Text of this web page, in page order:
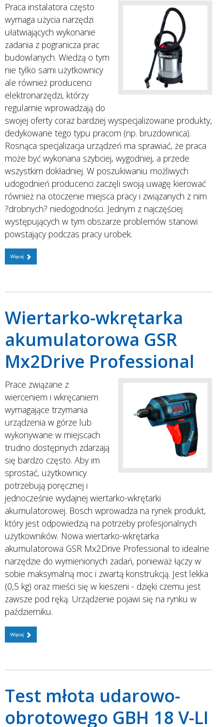
Praca instalatora często
wymaga użycia narzędzi
ułatwiających wykonanie
zadania z pogranicza prac
budowlanych. Wiedzą o tym
nie tylko sami użytkownicy
ale również producenci
elektronarzędzi, którzy
regularnie wprowadzają do
swojej oferty coraz bardziej wyspecjalizowane produkty,
dedykowane tego typu pracom (np. bruzdownica).
Rosnąca specjalizacja urządzeń ma sprawiać, że praca
może być wykonana szybciej, wygodniej, a przede
wszystkim dokładniej. W poszukiwaniu możliwych
udogodnień producenci zaczęli swoją uwagę kierować
również na otoczenie miejsca pracy i związanych z nim
?drobnych? niedogodności. Jednym z najczęściej
występujących w tym obszarze problemów stanowi
powstający podczas pracy urobek.
Więcej
Wiertarko-wkrętarka
akumulatorowa GSR
Mx2Drive Professional
Prace związane z
wierceniem i wkręcaniem
wymagające trzymania
urządzenia w górze lub
wykonywane w miejscach
trudno dostępnych zdarzają
się bardzo często. Aby im
sprostać, użytkownicy
potrzebują poręcznej i
jednocześnie wydajnej wiertarko-wkrętarki
akumulatorowej. Bosch wprowadza na rynek produkt,
który jest odpowiedzią na potrzeby profesjonalnych
użytkowników. Nowa wiertarko-wkrętarka
akumulatorowa GSR Mx2Drive Professional to idealne
narzędzie do wymienionych zadań, ponieważ łączy w
sobie maksymalną moc i zwartą konstrukcją. Jest lekka
(0,5 kg) oraz mieści się w kieszeni - dzięki czemu jest
zawsze pod ręką. Urządzenie pojawi się na rynku w
październiku.
Więcej
Test młota udarowo-
obrotowego GBH 18 V-LI